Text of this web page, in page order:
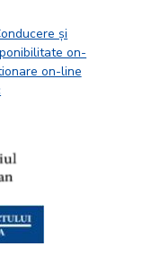
și
on-
on-line